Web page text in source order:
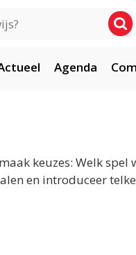
Agenda
keuzes: Welk spel
en introduceer